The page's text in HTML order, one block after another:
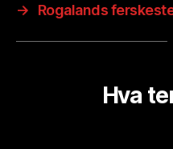
→
Rogalands
Hva